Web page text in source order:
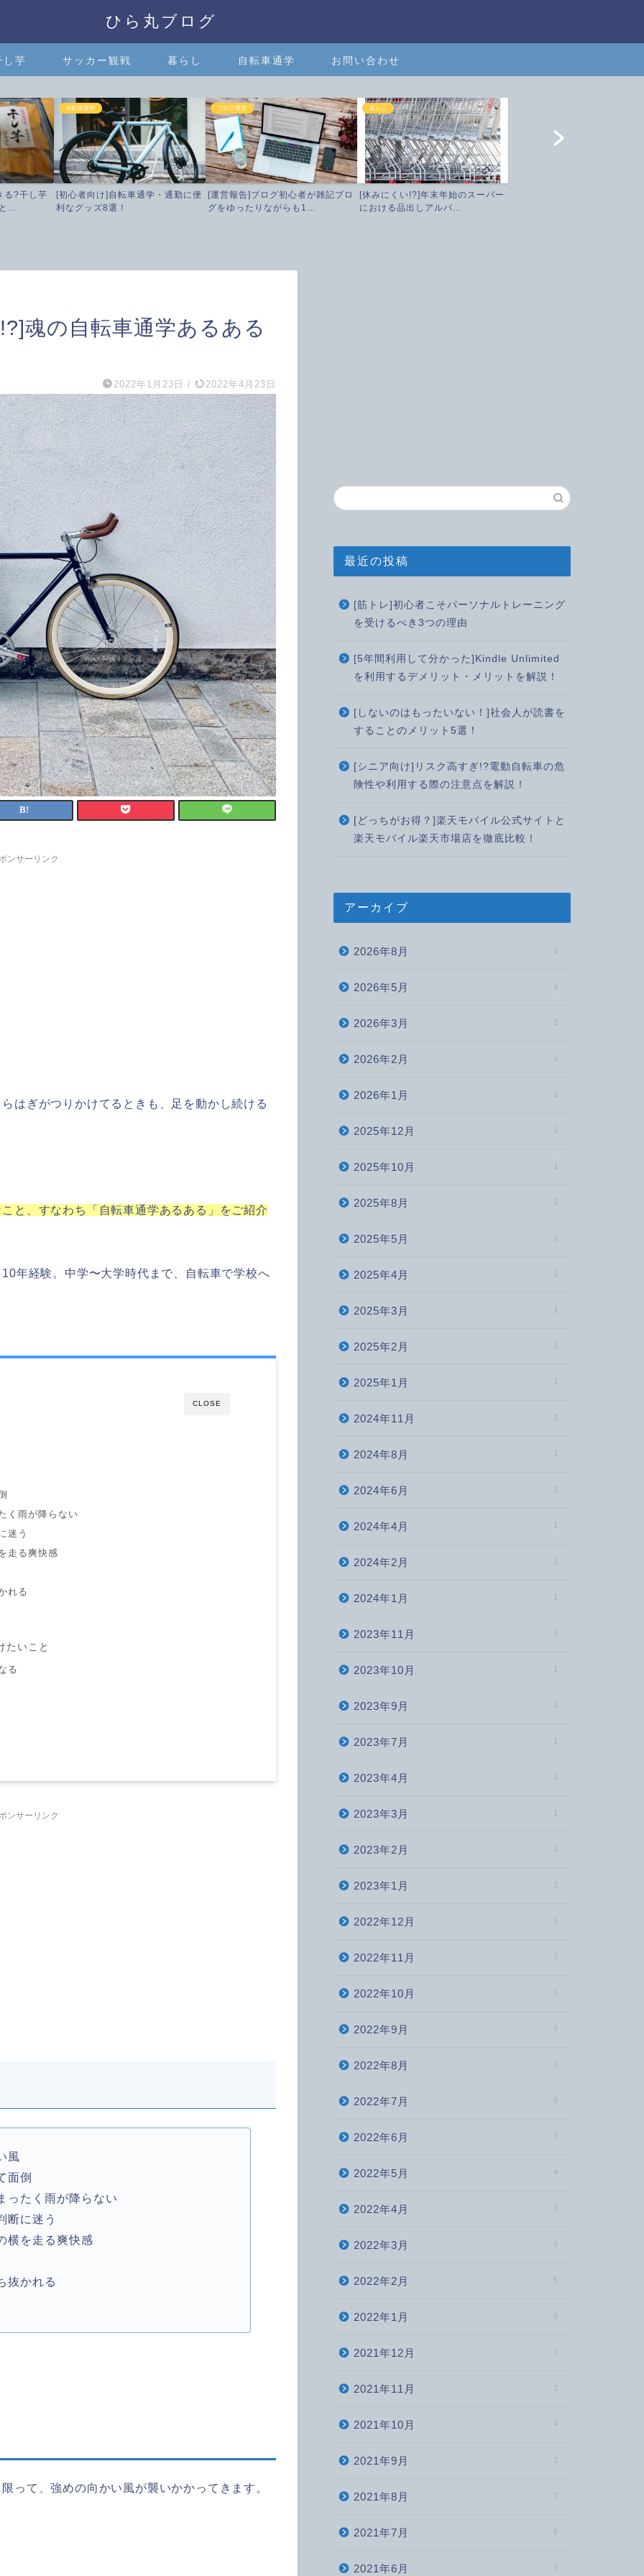
ひら丸ブログ
し芋 サッカー観戦 暮らし 自転車通学 お問い合わせ
る?干し芋
...
自転車通学
[初心者向け]自転車通学・通勤に便
利なグッズ8選！
ブログ運営
[運営報告]ブログ初心者が雑記ブロ
グをゆったりながらも1...
暮らし
[休みにくい!?]年末年始のスーパー
における品出しアルバ...
魂の自転車通学あるある
2022年1月23日 / 2022年4月23日
ンサーリンク
はぎがつりかけてるときも、足を動かし続ける
と、すなわち「自転車通学あるある」をご紹介
年経験。中学〜大学時代まで、自転車で学校へ
CLOSE
く雨が降らない
迷う
走る爽快感
れる
たいこと
る
ンサーリンク
風
面倒
ったく雨が降らない
断に迷う
横を走る爽快感
抜かれる
って、強めの向かい風が襲いかかってきます。
最近の投稿
[筋トレ]初心者こそパーソナルトレーニング
を受けるべき3つの理由
[5年間利用して分かった]Kindle Unlimited
を利用するデメリット・メリットを解説！
[しないのはもったいない！]社会人が読書を
することのメリット5選！
[シニア向け]リスク高すぎ!?電動自転車の危
険性や利用する際の注意点を解説！
[どっちがお得？]楽天モバイル公式サイトと
楽天モバイル楽天市場店を徹底比較！
アーカイブ
2026年8月 1
2026年5月 1
2026年3月 2
2026年2月 1
2026年1月 1
2025年12月 1
2025年10月 1
2025年8月 1
2025年5月 1
2025年4月 1
2025年3月 1
2025年2月 1
2025年1月 1
2024年11月 2
2024年8月 1
2024年6月 1
2024年4月 1
2024年2月 1
2024年1月 1
2023年11月 1
2023年10月 1
2023年9月 1
2023年7月 1
2023年4月 2
2023年3月 1
2023年2月 1
2023年1月 2
2022年12月 5
2022年11月 3
2022年10月 5
2022年9月 5
2022年8月 3
2022年7月 5
2022年6月 3
2022年5月 4
2022年4月 3
2022年3月 5
2022年2月 5
2022年1月 5
2021年12月 1
2021年11月 2
2021年10月 4
2021年9月 2
2021年8月 2
2021年7月 6
2021年6月 2